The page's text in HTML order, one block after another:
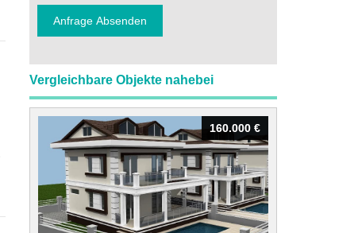
Vergleichbare Objekte nahebei
160.000 €
160.000 €